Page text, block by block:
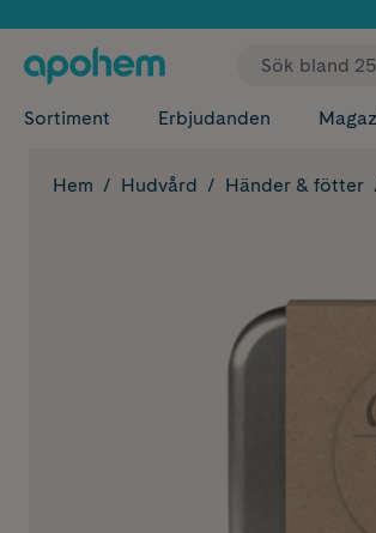
Sortiment Erbjudanden
Hem Hudvård Händer & fötter